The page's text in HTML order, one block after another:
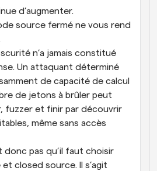
d’augmenter.
source fermé ne vous rend
n’a jamais constitué
Un attaquant déterminé
de capacité de calcul
de jetons à brûler peut
fuzzer et finir par découvrir
même sans accès
donc pas qu’il faut choisir
closed source. Il s’agit